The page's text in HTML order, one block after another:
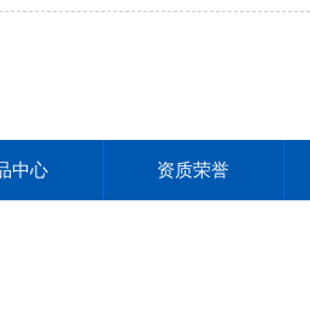
中心 资质荣誉